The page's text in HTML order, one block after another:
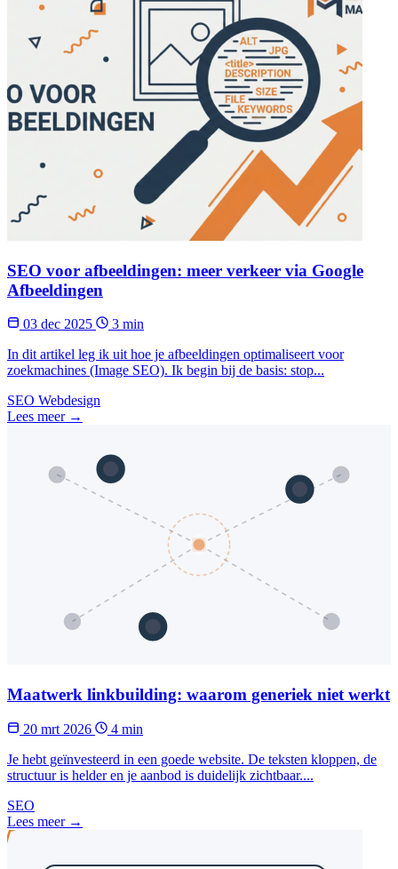
SEO voor afbeeldingen: meer verkeer via Google
Afbeeldingen
03 dec 2025
3 min
In dit artikel leg ik uit hoe je afbeeldingen optimaliseert voor
zoekmachines (Image SEO). Ik begin bij de basis: stop...
SEO Webdesign
Lees meer →
Maatwerk linkbuilding: waarom generiek niet werkt
20 mrt 2026
4 min
Je hebt geïnvesteerd in een goede website. De teksten kloppen, de
structuur is helder en je aanbod is duidelijk zichtbaar....
SEO
Lees meer →